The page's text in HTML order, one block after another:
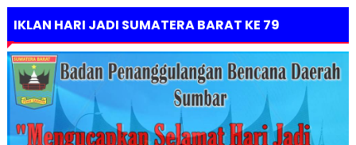
IKLAN HARI JADI SUMATERA BARAT KE 79